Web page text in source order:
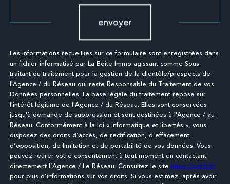
envoyer
Les informations recueillies sur ce formulaire sont enregistrées dans
un fichier informatisé par La Boite Immo agissant comme Sous-
traitant du traitement pour la gestion de la clientèle/prospects de
l'Agence / du Réseau qui reste Responsable du Traitement de vos
Données personnelles. La base légale du traitement repose sur
l'intérêt légitime de l'Agence / du Réseau. Elles sont conservées
jusqu'à demande de suppression et sont destinées à l'Agence / au
Réseau. Conformément à la loi « informatique et libertés », vous
disposez des droits d’accès, de rectification, d’effacement,
d’opposition, de limitation et de portabilité de vos données. Vous
pouvez retirer votre consentement à tout moment en contactant
directement l’Agence / Le Réseau. Consultez le site https://cnil.fr/fr
pour plus d’informations sur vos droits. Si vous estimez, après avoir